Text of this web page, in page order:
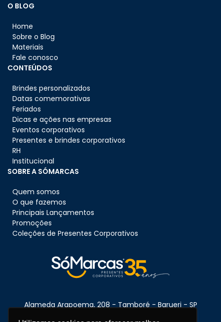
O BLOG
Home
Sobre o Blog
Materiais
Fale conosco
CONTEÚDOS
Brindes personalizados
Datas comemorativas
Feriados
Dicas e ações nas empresas
Eventos corporativos
Presentes e brindes corporativos
RH
Institucional
SOBRE A SÓMARCAS
Quem somos
O que fazemos
Principais Lançamentos
Promoções
Coleções de Presentes Corporativos
Alameda Arapoema, 208 - Tamboré - Barueri - SP
06460-080